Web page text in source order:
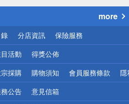
小心！
more
分店資訊 保險服務
活動 得獎公佈
採購 購物須知 會員服務條款 隱
公告 意見信箱